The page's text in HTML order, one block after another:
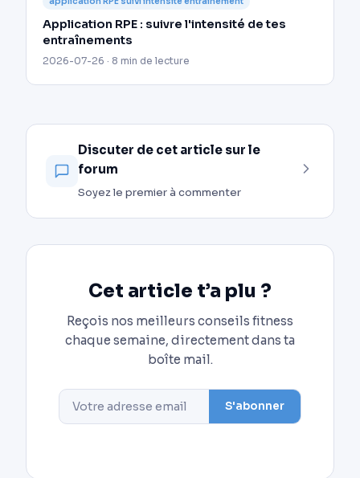
Application RPE : suivre l'intensité de tes
entraînements
2026-07-26 · 8 min de lecture
Discuter de cet article sur le
forum
Soyez le premier à commenter
Cet article t’a plu ?
Reçois nos meilleurs conseils fitness
chaque semaine, directement dans ta
boîte mail.
S'abonner